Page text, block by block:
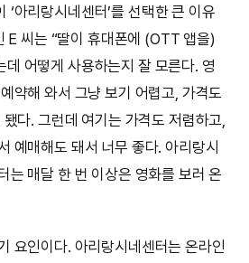
‘아리랑시네센터’를 선택한 큰 이유
E 씨는 “딸이 휴대폰에 (OTT 앱을)
데 어떻게 사용하는지 잘 모른다. 영
약해 와서 그냥 보기 어렵고, 가격도
다. 그런데 여기는 가격도 저렴하고,
예매해도 돼서 너무 좋다. 아리랑시
는 매달 한 번 이상은 영화를 보러 온
요인이다. 아리랑시네센터는 온라인